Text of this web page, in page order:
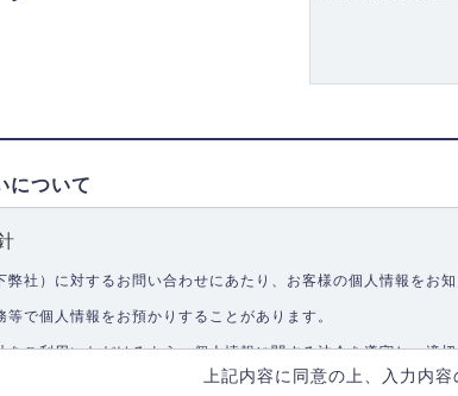
について
弊社）に対するお問い合わせにあたり、お客様の個人情報をお知
等で個人情報をお預かりすることがあります。
をご利用いただけるよう、個人情報に関する法令を遵守し、適
上記内容に同意の上、入力内